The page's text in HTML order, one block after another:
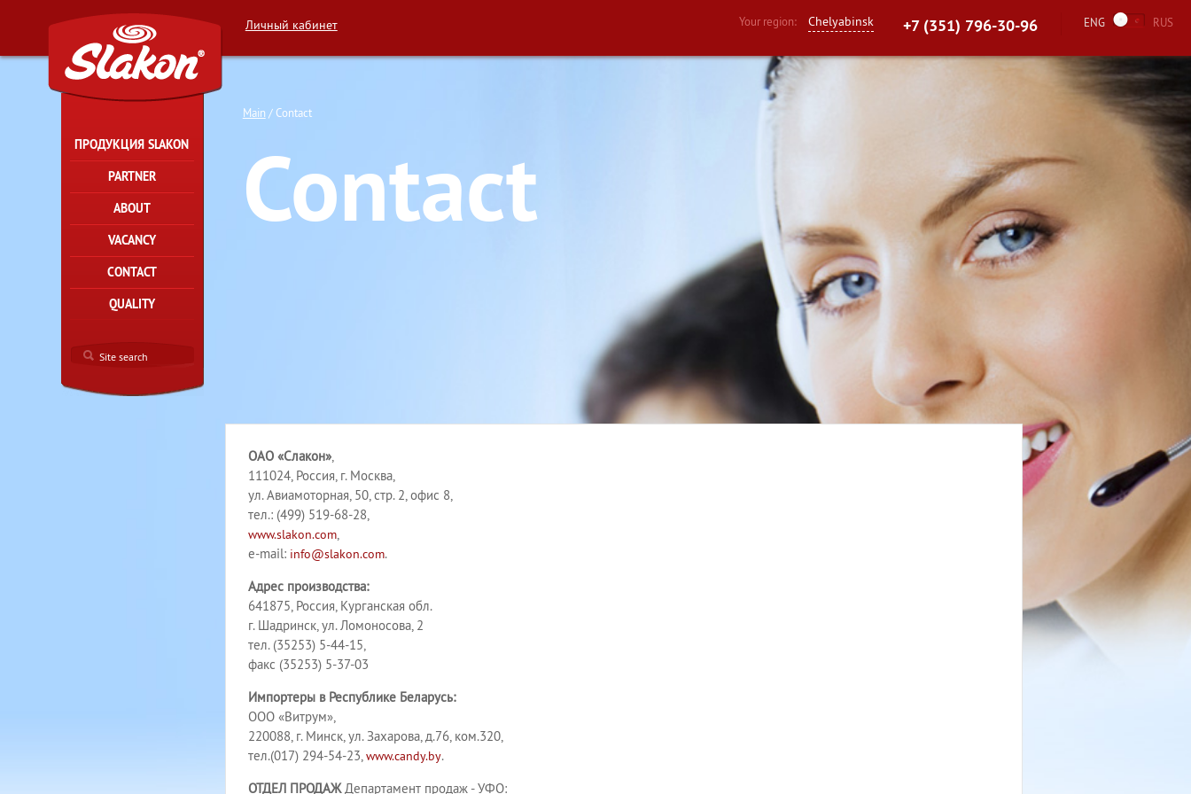
Личный кабинет Your region: Chelyabinsk +7 (351) 796-30-96 ENG RUS
ПРОДУКЦИЯ SLAKON
PARTNER
ABOUT
VACANCY
CONTACT
QUALITY
Main Contact
Contact
ОАО «Слакон»,
111024, Россия, г. Москва,
ул. Авиамоторная, 50, стр. 2, офис 8,
тел.: (499) 519-68-28,
www.slakon.com,
e-mail: info@slakon.com.
Адрес производства:
641875, Россия, Курганская обл.
г. Шадринск, ул. Ломоносова, 2
тел. (35253) 5-44-15,
факс (35253) 5-37-03
Импортеры в Республике Беларусь:
ООО «Витрум»,
220088, г. Минск, ул. Захарова, д.76, ком.320,
тел.(017) 294-54-23,www.candy.by.
ОТДЕЛ ПРОДАЖДепартамент продаж - УФО: